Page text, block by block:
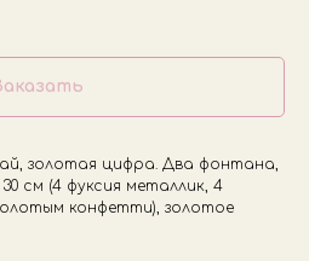
золотая цифра. Два фонтана,
см (4 фуксия металлик, 4
конфетти), золотое